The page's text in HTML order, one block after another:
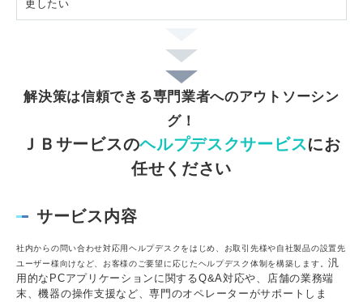
更したい
解決策は信頼できる専門業者へのアウトソーシン
グ！
ＪＢサービスのヘルプデスクサービスにお
任せください
サービス内容
社内からの問い合わせ対応用ヘルプデスクをはじめ、お取引先様や自社製品の設置先
ユーザー様向けなど、お客様のご要望に応じたヘルプデスク体制を構築します。汎
用的なPCアプリケーションに関するQ&A対応や、店舗の業務端
末、機器の操作支援など、専門のオペレーターがサポートしま